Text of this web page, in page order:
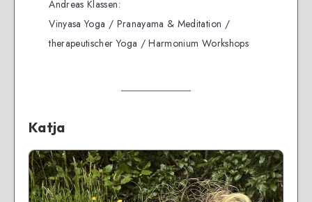
Andreas Klassen:
Vinyasa Yoga / Pranayama & Meditation /
therapeutischer Yoga / Harmonium Workshops
Katja